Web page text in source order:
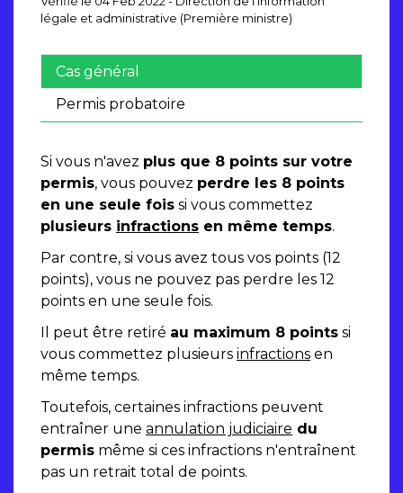
légale et administrative (Première ministre)
Cas général
Permis probatoire
Si vous n'avez plus que 8 points sur votre
permis, vous pouvez perdre les 8 points
en une seule fois si vous commettez
plusieurs infractions en même temps.
Par contre, si vous avez tous vos points (12
points), vous ne pouvez pas perdre les 12
points en une seule fois.
Il peut être retiré au maximum 8 points si
vous commettez plusieurs infractions en
même temps.
Toutefois, certaines infractions peuvent
entraîner une annulation judiciaire du
permis même si ces infractions n'entraînent
pas un retrait total de points.